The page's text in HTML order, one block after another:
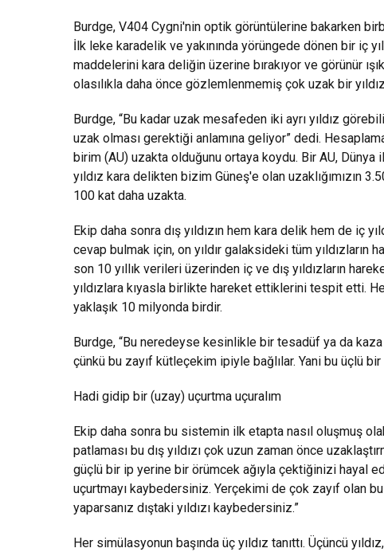
Burdge, V404 Cygni'nin optik görüntülerine bakarken
İlk leke karadelik ve yakınında yörüngede dönen bir iç
maddelerini kara deliğin üzerine bırakıyor ve görünür
olasılıkla daha önce gözlemlenmemiş çok uzak bir
Burdge, “Bu kadar uzak mesafeden iki ayrı yıldız
uzak olması gerektiği anlamına geliyor” dedi.
birim (AU) uzakta olduğunu ortaya koydu. Bir AU, Dünya
yıldız kara delikten bizim Güneş'e olan uzaklığımızın
100 kat daha uzakta.
Ekip daha sonra dış yıldızın hem kara delik hem de iç
cevap bulmak için, on yıldır galaksideki tüm yıldızların
son 10 yıllık verileri üzerinden iç ve dış yıldızların
yıldızlara kıyasla birlikte hareket ettiklerini tespit etti.
yaklaşık 10 milyonda birdir.
Burdge, “Bu neredeyse kesinlikle bir tesadüf ya da
çünkü bu zayıf kütleçekim ipiyle bağlılar. Yani bu üçlü bir
Hadi gidip bir (uzay) uçurtma uçuralım
Ekip daha sonra bu sistemin ilk etapta nasıl oluşmuş
patlaması bu dış yıldızı çok uzun zaman önce
güçlü bir ip yerine bir örümcek ağıyla çektiğinizi hayal
uçurtmayı kaybedersiniz. Yerçekimi de çok zayıf olan
yaparsanız dıştaki yıldızı kaybedersiniz.”
Her simülasyonun başında üç yıldız tanıttı. Üçüncü